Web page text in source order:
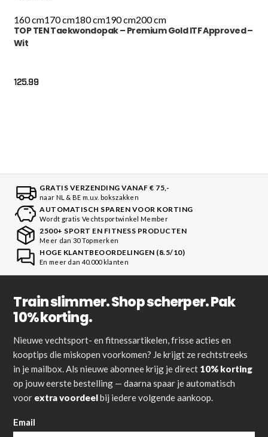
160 cm170 cm180 cm190 cm200 cm
TOP TEN Taekwondopak – Premium Gold ITF Approved –
Wit
125.99
GRATIS VERZENDING VANAF € 75,-
naar NL & BE m.u.v. bokszakken
AUTOMATISCH SPAREN VOOR KORTING
Wordt gratis Vechtsportwinkel Member
2500+ SPORT EN FITNESS PRODUCTEN
Meer dan 30 Topmerken
HOGE KLANTBEOORDELINGEN (8.5/10)
En meer dan 40.000 klanten
Train slimmer. Shop scherper. Pak
10% korting.
Nieuwe vechtsport- en fitnessartikelen, frisse acties en
kooptips die miskopen voorkomen? Je krijgt ze rechtstreeks
in je mailbox. Als nieuwe abonnee krijg je direct 10% korting
op jouw eerste bestelling — daarna spaar je automatisch
voor extra voordeelbij iedere volgende aankoop.
Email